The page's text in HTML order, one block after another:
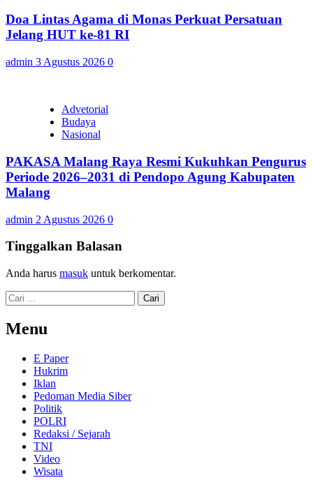
Doa Lintas Agama di Monas Perkuat Persatuan
Jelang HUT ke-81 RI
admin 3 Agustus 2026 0
Advetorial
Budaya
Nasional
PAKASA Malang Raya Resmi Kukuhkan Pengurus
Periode 2026–2031 di Pendopo Agung Kabupaten
Malang
admin 2 Agustus 2026 0
Tinggalkan Balasan
Anda harus masuk untuk berkomentar.
Cari
untuk:
Menu
E Paper
Hukrim
Iklan
Pedoman Media Siber
Politik
POLRI
Redaksi / Sejarah
TNI
Video
Wisata